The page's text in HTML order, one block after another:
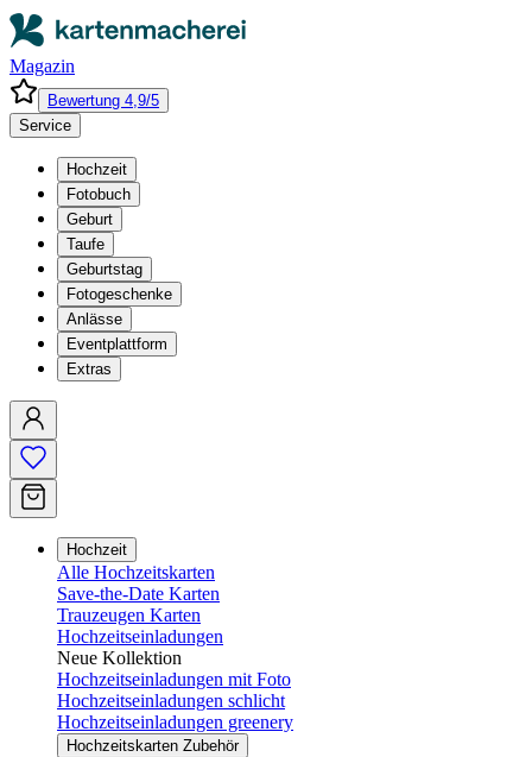
Magazin
Bewertung 4,9/5
Service
Hochzeit
Fotobuch
Geburt
Taufe
Geburtstag
Fotogeschenke
Anlässe
Eventplattform
Extras
Hochzeit
Alle Hochzeitskarten
Save-the-Date Karten
Trauzeugen Karten
Hochzeitseinladungen
Neue Kollektion
Hochzeitseinladungen mit Foto
Hochzeitseinladungen schlicht
Hochzeitseinladungen greenery
Hochzeitskarten Zubehör